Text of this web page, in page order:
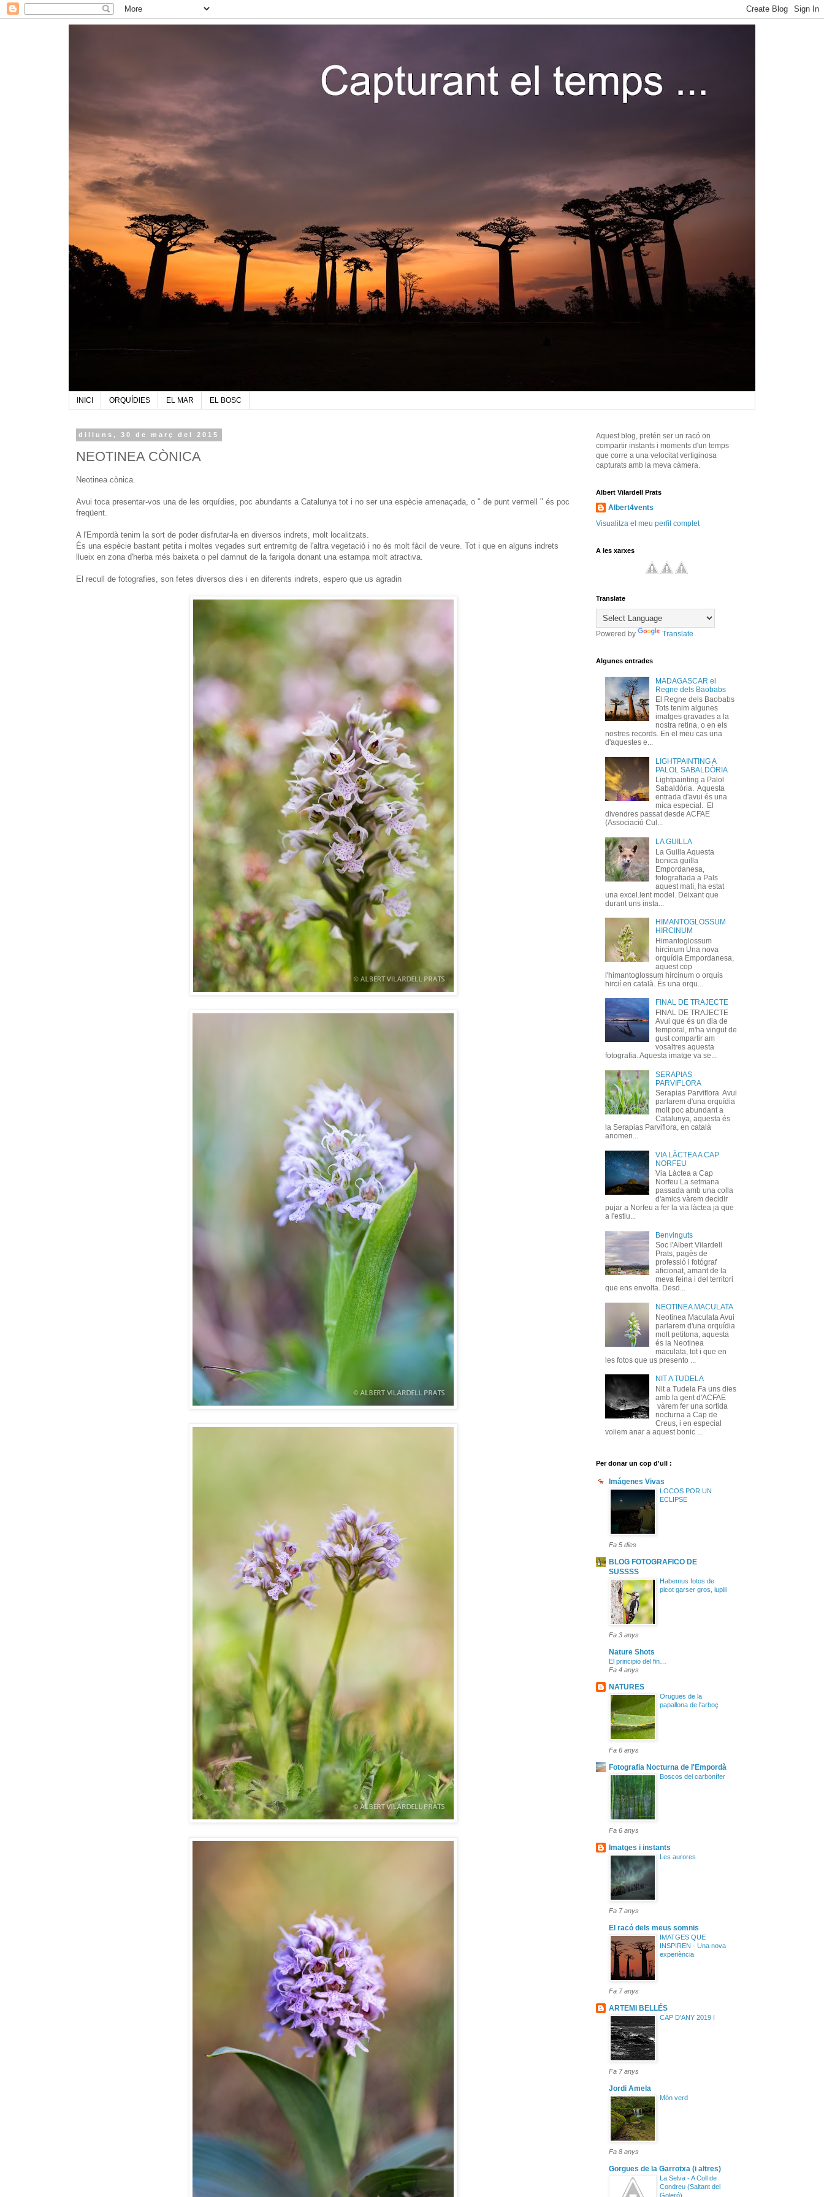
INICI ORQUÍDIES EL MAR EL BOSC
dilluns, 30 de març del 2015
NEOTINEA CÒNICA
Neotinea cònica.
Avui toca presentar-vos una de les orquídies, poc abundants a Catalunya tot i no ser una espècie amenaçada, o " de punt vermell " és poc
freqüent.
A l'Empordà tenim la sort de poder disfrutar-la en diversos indrets, molt localitzats.
És una espècie bastant petita i moltes vegades surt entremitg de l'altra vegetació i no és molt fàcil de veure. Tot i que en alguns indrets
llueix en zona d'herba més baixeta o pel damnut de la farigola donant una estampa molt atractiva.
El recull de fotografies, son fetes diversos dies i en diferents indrets, espero que us agradin
Aquest blog, pretén ser un racó on
compartir instants i moments d'un temps
que corre a una velocitat vertiginosa
capturats amb la meva càmera.
Albert Vilardell Prats
Albert4vents
Visualitza el meu perfil complet
A les xarxes
Translate
Powered by Translate
Algunes entrades
MADAGASCAR el
Regne dels Baobabs
El Regne dels Baobabs
Tots tenim algunes
imatges gravades a la
nostra retina, o en els
nostres records. En el meu cas una
d'aquestes e...
LIGHTPAINTING A
PALOL SABALDÒRIA
Lightpainting a Palol
Sabaldòria. Aquesta
entrada d'avui és una
mica especial. El
divendres passat desde ACFAE
(Associació Cul...
LA GUILLA
La Guilla Aquesta
bonica guilla
Empordanesa,
fotografiada a Pals
aquest matí, ha estat
una excel.lent model. Deixant que
durant uns insta...
HIMANTOGLOSSUM
HIRCINUM
Himantoglossum
hircinum Una nova
orquídia Empordanesa,
aquest cop
l'himantoglossum hircinum o orquis
hircií en català. És una orqu...
FINAL DE TRAJECTE
FINAL DE TRAJECTE
Avui que és un dia de
temporal, m'ha vingut de
gust compartir am
vosaltres aquesta
fotografia. Aquesta imatge va se...
SERAPIAS
PARVIFLORA
Serapias Parviflora Avui
parlarem d'una orquídia
molt poc abundant a
Catalunya, aquesta és
la Serapias Parviflora, en català
anomen...
VIA LÀCTEA A CAP
NORFEU
Via Làctea a Cap
Norfeu La setmana
passada amb una colla
d'amics vàrem decidir
pujar a Norfeu a fer la via làctea ja que
a l'estiu...
Benvinguts
Soc l'Albert Vilardell
Prats, pagès de
professió i fotógraf
aficionat, amant de la
meva feina i del territori
que ens envolta. Desd...
NEOTINEA MACULATA
Neotinea Maculata Avui
parlarem d'una orquídia
molt petitona, aquesta
és la Neotinea
maculata, tot i que en
les fotos que us presento ...
NIT A TUDELA
Nit a Tudela Fa uns dies
amb la gent d'ACFAE
vàrem fer una sortida
nocturna a Cap de
Creus, i en especial
voliem anar a aquest bonic ...
Per donar un cop d'ull :
Imágenes Vivas
LOCOS POR UN
ECLIPSE
Fa 5 dies
BLOG FOTOGRAFICO DE
SUSSSS
Habemus fotos de
picot garser gros, iupiii
Fa 3 anys
Nature Shots
El principio del fin…
Fa 4 anys
NATURES
Orugues de la
papallona de l'arboç
Fa 6 anys
Fotografia Nocturna de l'Empordà
Boscos del carbonífer
Fa 6 anys
Imatges i instants
Les aurores
Fa 7 anys
El racó dels meus somnis
IMATGES QUE
INSPIREN - Una nova
experiència
Fa 7 anys
ARTEMI BELLÉS
CAP D'ANY 2019 I
Fa 7 anys
Jordi Amela
Món verd
Fa 8 anys
Gorgues de la Garrotxa (i altres)
La Selva - A Coll de
Condreu (Saltant del
Goleró)